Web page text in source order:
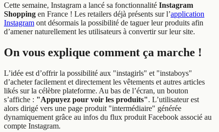
Cette semaine, Instagram a lancé sa fonctionnalité Instagram
Shopping en France ! Les retailers déjà présents sur l’application
Instagram ont désormais la possibilité de taguer leur produits afin
d’amener naturellement les utilisateurs à convertir sur leur site.
On vous explique comment ça marche !
L’idée est d’offrir la possibilité aux "instagirls" et "instaboys"
d’acheter facilement et directement les vêtements et autres articles
likés sur la célèbre plateforme. Au bas de l’écran, un bouton
s’affiche : "Appuyez pour voir les produits". L’utilisateur est
alors dirigé vers une page produit "intermédiaire" générée
dynamiquement grâce au infos du flux produit Facebook associé au
compte Instagram.